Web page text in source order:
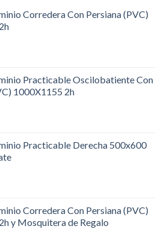
Corredera Con Persiana (PVC)
Practicable Oscilobatiente Con
1000X1155 2h
Practicable Derecha 500x600
Corredera Con Persiana (PVC)
y Mosquitera de Regalo